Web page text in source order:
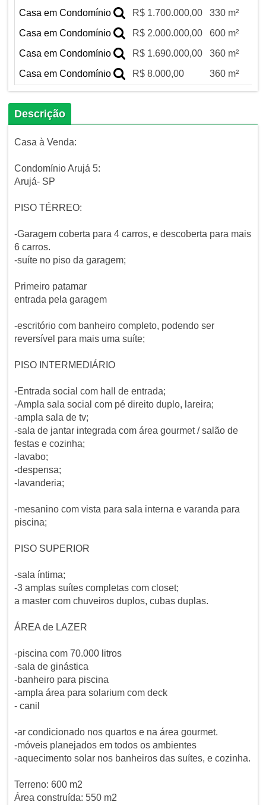
Casa em Condomínio
R$ 1.700.000,00
330 m²
Casa em Condomínio
R$ 2.000.000,00
600 m²
Casa em Condomínio
R$ 1.690.000,00
360 m²
Casa em Condomínio
R$ 8.000,00 360 m²
Descrição
Casa à Venda:
Condomínio Arujá 5:
Arujá- SP
PISO TÉRREO:
-Garagem coberta para 4 carros, e descoberta para mais
6 carros.
-suíte no piso da garagem;
Primeiro patamar
entrada pela garagem
-escritório com banheiro completo, podendo ser
reversível para mais uma suíte;
PISO INTERMEDIÁRIO
-Entrada social com hall de entrada;
-Ampla sala social com pé direito duplo, lareira;
-ampla sala de tv;
-sala de jantar integrada com área gourmet / salão de
festas e cozinha;
-lavabo;
-despensa;
-lavanderia;
-mesanino com vista para sala interna e varanda para
piscina;
PISO SUPERIOR
-sala íntima;
-3 amplas suítes completas com closet;
a master com chuveiros duplos, cubas duplas.
ÁREA de LAZER
-piscina com 70.000 litros
-sala de ginástica
-banheiro para piscina
-ampla área para solarium com deck
- canil
-ar condicionado nos quartos e na área gourmet.
-móveis planejados em todos os ambientes
-aquecimento solar nos banheiros das suítes, e cozinha.
Terreno: 600 m2
Área construída: 550 m2